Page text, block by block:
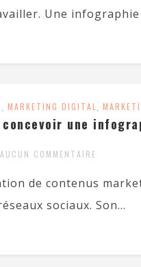
Une infographie
, MARKETING DIGITAL ,
une
AUCUN COMMENTAIRE
de contenus
sociaux. Son...